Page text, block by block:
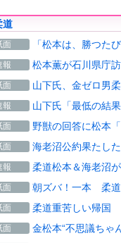
道
面 「松本は、勝つた
報 松本薫が石川県庁
面 山下氏、金ゼロ男
報 山下氏「最低の結
面 野獣の回答に松本
面 海老沼公約果たし
報 柔道松本＆海老沼
面 朝ズバ！一本 柔道
面 柔道重苦しい帰国
面 金松本“不思議ちゃ